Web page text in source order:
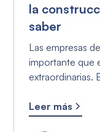
la
saber
Las empresas
importante que
extraordinarias.
Leer más